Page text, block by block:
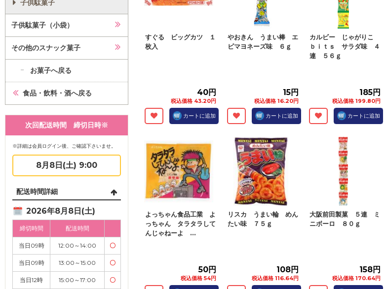
子供駄菓子
子供駄菓子（小袋）
その他のスナック菓子
お菓子へ戻る
食品・飲料・酒へ戻る
次回配送時間 締切日時※
※詳細は会員ログイン後、ご確認下さいませ。
8月8日(土) 9:00
配送時間詳細
2026年8月8日(土)
締切時間 配送時間
当日09時 12:00～14:00 〇
当日09時 13:00～15:00 〇
当日12時 15:00～17:00 〇
すぐる ビッグカツ １
枚入
40円
税込価格 43.20円
カートに追加
やおきん うまい棒 エ
ビマヨネーズ味 ６ｇ
15円
税込価格 16.20円
カートに追加
カルビー じゃがりこ
ｂｉｔｓ サラダ味 ４
連 ５６ｇ
185円
税込価格 199.80円
カートに追加
よっちゃん食品工業 よ
っちゃん タラタラして
んじゃねーよ ...
50円
税込価格 54円
リスカ うまい輪 めん
たい味 ７５ｇ
108円
税込価格 116.64円
大阪前田製菓 ５連 ミ
ニボーロ ８０ｇ
158円
税込価格 170.64円